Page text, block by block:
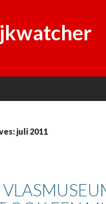
juli 2011